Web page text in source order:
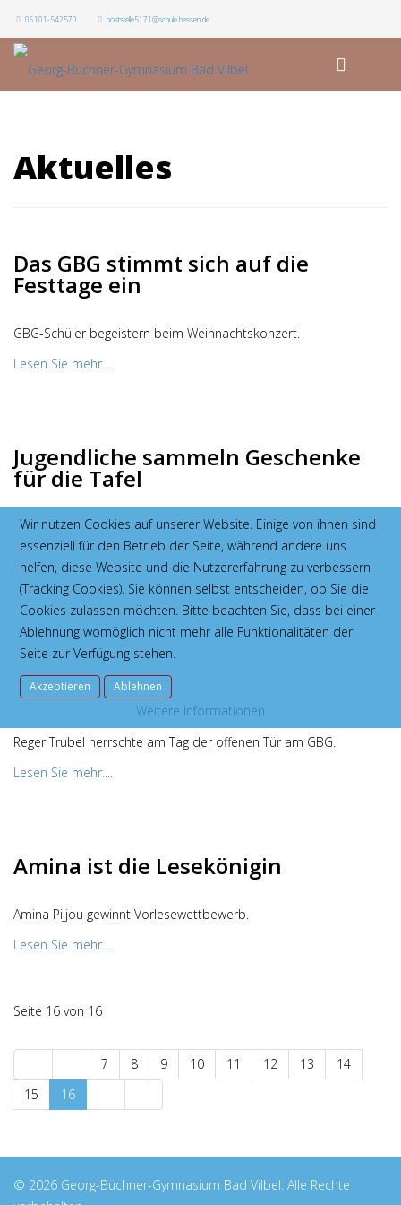
06101-542570 poststelle5171@schule.hessen.de
Aktuelles
Das GBG stimmt sich auf die
Festtage ein
GBG-Schüler begeistern beim Weihnachtskonzert.
Lesen Sie mehr....
Jugendliche sammeln Geschenke
für die Tafel
GBG-Schüler haben einen mächtigen Geschenke-Berg für
bedürftige Kinder aus Bad Vilbel zusammengetragen.
Lesen Sie mehr....
GBG lässt hinter die Kulissen
blicken
Reger Trubel herrschte am Tag der offenen Tür am GBG.
Lesen Sie mehr....
Amina ist die Lesekönigin
Amina Pijjou gewinnt Vorlesewettbewerb.
Lesen Sie mehr....
Seite 16 von 16
7 8 9 10 11 12 13
14
15
16
© 2026 Georg-Büchner-Gymnasium Bad Vilbel. Alle Rechte
Wir nutzen Cookies auf unserer Website. Einige von ihnen sind
essenziell für den Betrieb der Seite, während andere uns
helfen, diese Website und die Nutzererfahrung zu verbessern
(Tracking Cookies). Sie können selbst entscheiden, ob Sie die
Cookies zulassen möchten. Bitte beachten Sie, dass bei einer
Ablehnung womöglich nicht mehr alle Funktionalitäten der
Seite zur Verfügung stehen.
Akzeptieren Ablehnen
Weitere Informationen